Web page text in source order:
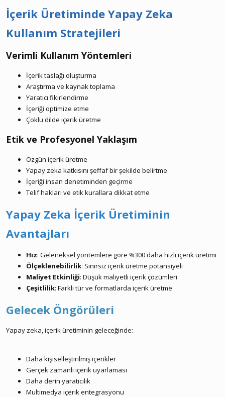
İçerik Üretiminde Yapay Zeka
Kullanım Stratejileri
Verimli Kullanım Yöntemleri​
İçerik taslağı oluşturma
Araştırma ve kaynak toplama
Yaratıcı fikirlendirme
İçeriği optimize etme
Çoklu dilde içerik üretme
Etik ve Profesyonel Yaklaşım​
Özgün içerik üretme
Yapay zeka katkısını şeffaf bir şekilde belirtme
İçeriği insan denetiminden geçirme
Telif hakları ve etik kurallara dikkat etme
Yapay Zeka İçerik Üretiminin
Avantajları
Hız: Geleneksel yöntemlere göre %300 daha hızlı içerik üretimi
Ölçeklenebilirlik: Sınırsız içerik üretme potansiyeli
Maliyet Etkinliği: Düşük maliyetli içerik çözümleri
Çeşitlilik: Farklı tür ve formatlarda içerik üretme
Gelecek Öngörüleri
Yapay zeka, içerik üretiminin geleceğinde:
Daha kişiselleştirilmiş içerikler
Gerçek zamanlı içerik uyarlaması
Daha derin yaratıcılık
Multimedya içerik entegrasyonu